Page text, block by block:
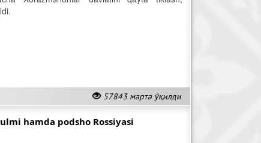
57843 марта ўқилди
hamda podsho Rossiyasi